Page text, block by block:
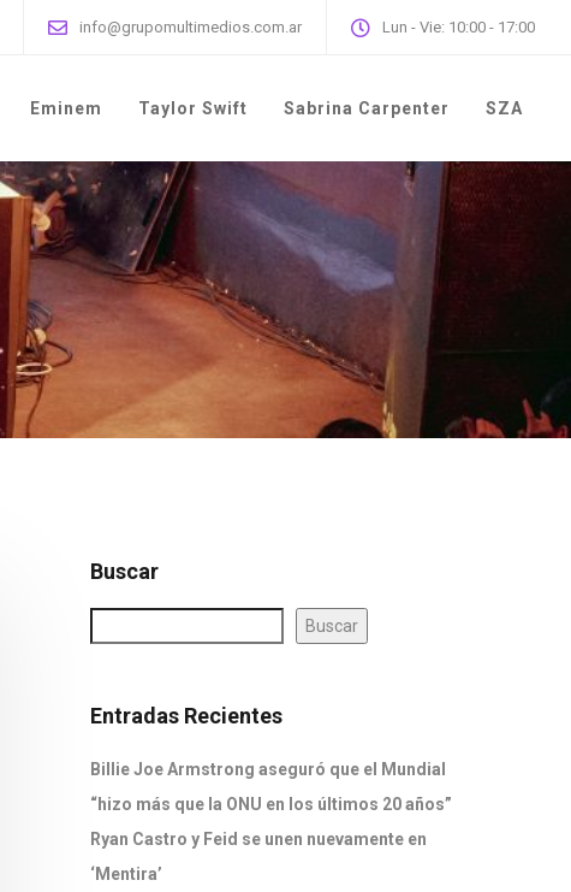
info@grupomultimedios.com.ar Lun - Vie: 10:00 - 17:00
Eminem Taylor Swift Sabrina Carpenter SZA
Buscar
Buscar
Entradas Recientes
Billie Joe Armstrong aseguró que el Mundial
“hizo más que la ONU en los últimos 20 años”
Ryan Castro y Feid se unen nuevamente en
‘Mentira’